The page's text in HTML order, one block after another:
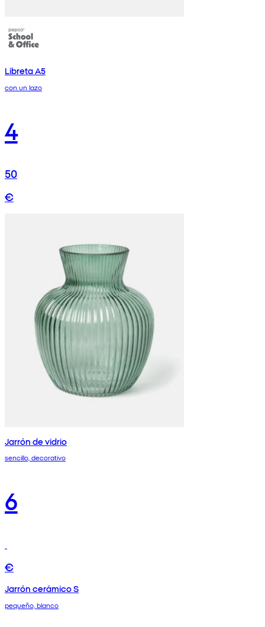
Libreta A5
con un lazo
4
50
€
Jarrón de vidrio
sencillo, decorativo
6
€
Jarrón cerámico S
pequeño, blanco